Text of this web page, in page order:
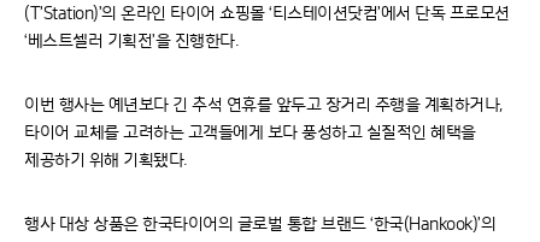
(T’Station)’의 온라인 타이어 쇼핑몰 ‘티스테이션닷컴’에서 단독 프로모션
‘베스트셀러 기획전’을 진행한다.
이번 행사는 예년보다 긴 추석 연휴를 앞두고 장거리 주행을 계획하거나,
타이어 교체를 고려하는 고객들에게 보다 풍성하고 실질적인 혜택을
제공하기 위해 기획됐다.
행사 대상 상품은 한국타이어의 글로벌 통합 브랜드 ‘한국(Hankook)’의